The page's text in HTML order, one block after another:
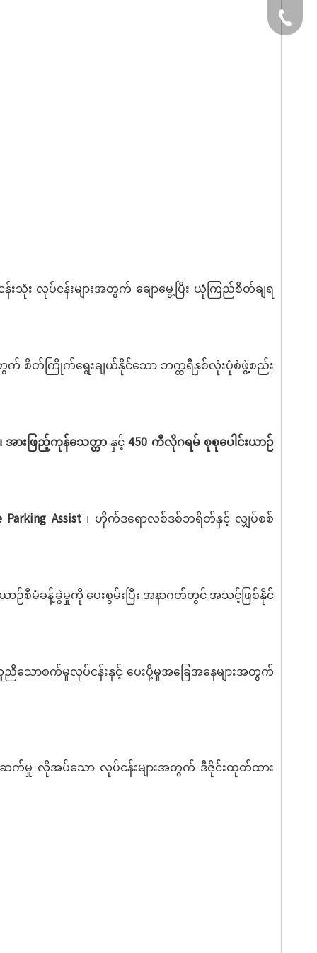
သုံး လုပ်ငန်းများအတွက် ချောမွေ့ပြီး ယုံကြည်စိတ်ချရ
စိတ်ကြိုက်ရွေးချယ်နိုင်သော ဘက္ထရီနှစ်လုံးပုံစံဖွဲ့စည်း
အားဖြည့်ကုန်သေတ္တာနှင့်450 ကီလိုဂရမ် စုစုပေါင်းယာဉ်
Parking Assist ၊ ဟိုက်ဒရောလစ်ဒစ်ဘရိတ်နှင့် လျှပ်စစ်
စီမံခန့်ခွဲမှုကို ပေးစွမ်းပြီး အနာဂတ်တွင် အသင့်ဖြစ်နိုင်
သောစက်မှုလုပ်ငန်းနှင့် ပေးပို့မှုအခြေအနေများအတွက်
ဆက်မှု လိုအပ်သော လုပ်ငန်းများအတွက် ဒီဇိုင်းထုတ်ထား
+၄၉ ၁